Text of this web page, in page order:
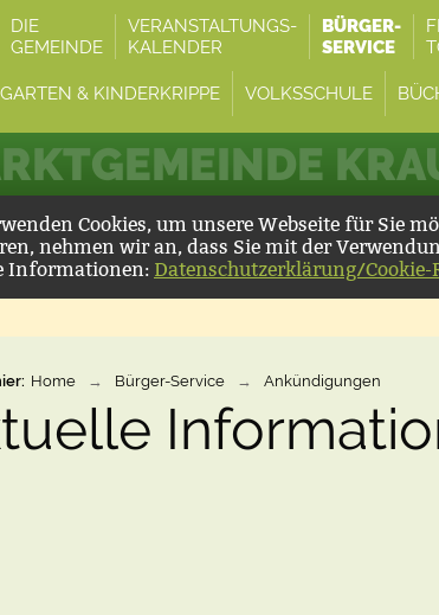
DIE
GEMEINDE
VERANSTALTUNGS-
KALENDER
BÜRGER-
SERVICE
& KINDERKRIPPE VOLKSSCHULE
Cookies, um unsere Webseite für Sie
nehmen wir an, dass Sie mit der
Informationen: Datenschutzerklärung/
Home → Bürger-Service → Ankündigungen